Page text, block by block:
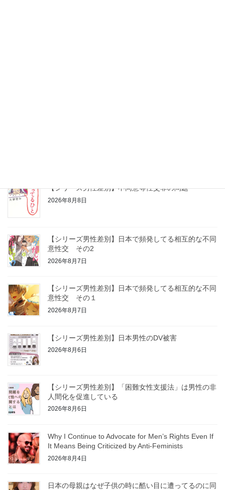
【シリーズ男性差別】不同意等性交罪の問題
2026年8月8日
【シリーズ男性差別】日本で頻発してる相互的な不同
意性交 その2
2026年8月7日
【シリーズ男性差別】日本で頻発してる相互的な不同
意性交 その１
2026年8月7日
【シリーズ男性差別】日本男性のDV被害
2026年8月6日
【シリーズ男性差別】「困難女性支援法」は男性の非
人間化を促進している
2026年8月6日
Why I Continue to Advocate for Men’s Rights Even If
It Means Being Criticized by Anti-Feminists
2026年8月4日
日本の母親はなぜ子供の時に酷い目に遭ってるのに同